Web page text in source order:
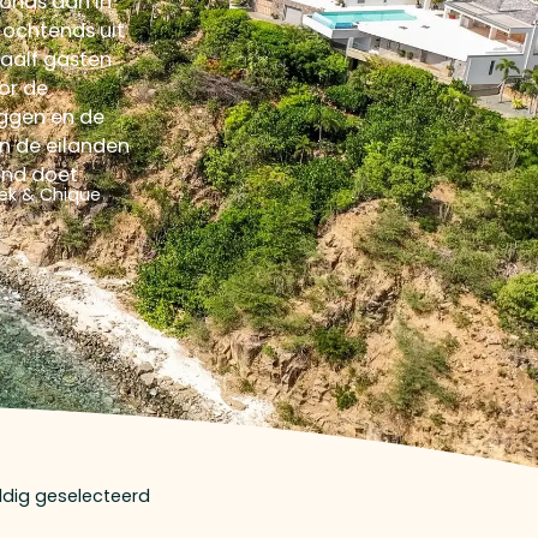
ochtends uit
gasten
de
en de
de eilanden
doet
& Chique
geselecteerd